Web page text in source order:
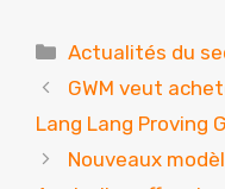
Catégories
Actualités du
GWM veut
Lang Lang Proving
Nouveaux